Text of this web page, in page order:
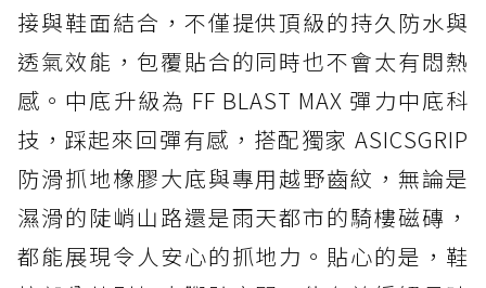
接與鞋面結合，不僅提供頂級的持久防水與
透氣效能，包覆貼合的同時也不會太有悶熱
感。中底升級為 FF BLAST MAX 彈力中底科
技，踩起來回彈有感，搭配獨家 ASICSGRIP
防滑抓地橡膠大底與專用越野齒紋，無論是
濕滑的陡峭山路還是雨天都市的騎樓磁磚，
都能展現令人安心的抓地力。貼心的是，鞋